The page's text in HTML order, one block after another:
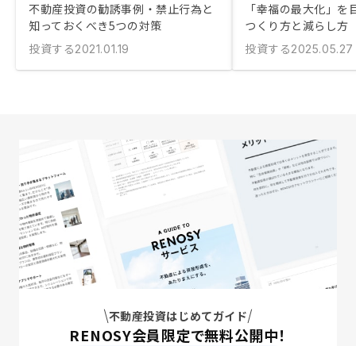
不動産投資の勧誘事例・禁止行為と
知っておくべき5つの対策
投資する2021.01.19
「幸福の最大化」を
つくり方と減らし方
投資する2025.05.27
不動産投資はじめてガイド
RENOSY会員限定で無料公開中！